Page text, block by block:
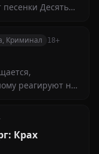
Десять
Криминал 18+
реагируют на
Крах